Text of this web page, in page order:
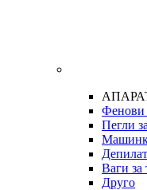
Фенови
Пегли
Ваги за
Друго